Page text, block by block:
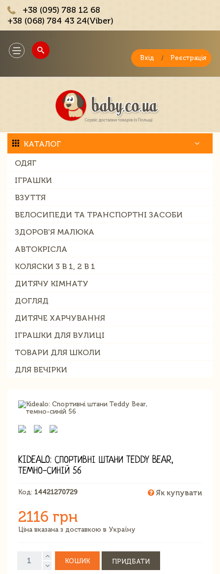
+38 (095) 788 12 68
+38 (068) 784 43 24(Viber)
Toggle
navigation
Вхід / Реєстрація
КАТАЛОГ
ОДЯГ
ІГРАШКИ
ВЗУТТЯ
ВЕЛОСИПЕДИ ТА ТРАНСПОРТНІ ЗАСОБИ
ЗДОРОВ'Я МАЛЮКА
АВТОКРІСЛА
КОЛЯСКИ 3 В 1, 2 В 1
ДИТЯЧУ КІМНАТУ
ДОГЛЯД
ДИТЯЧЕ ХАРЧУВАННЯ
ІГРАШКИ ДЛЯ ВУЛИЦІ
ТОВАРИ ДЛЯ ШКОЛИ
ДЛЯ ВЕЧІРКИ
KIDEALO: СПОРТИВНІ ШТАНИ TEDDY BEAR,
ТЕМНО-СИНІЙ 56
Код: 14421270729 Як купувати
2116 грн
Ціна вказана з доставкою в Україну
КОШИК ПРИДБАТИ